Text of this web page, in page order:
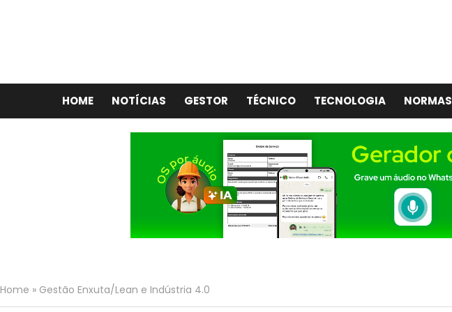
HOME NOTÍCIAS GESTOR TÉCNICO TECNOLOGIA NORMAS
Home » Gestão Enxuta/Lean e Indústria 4.0